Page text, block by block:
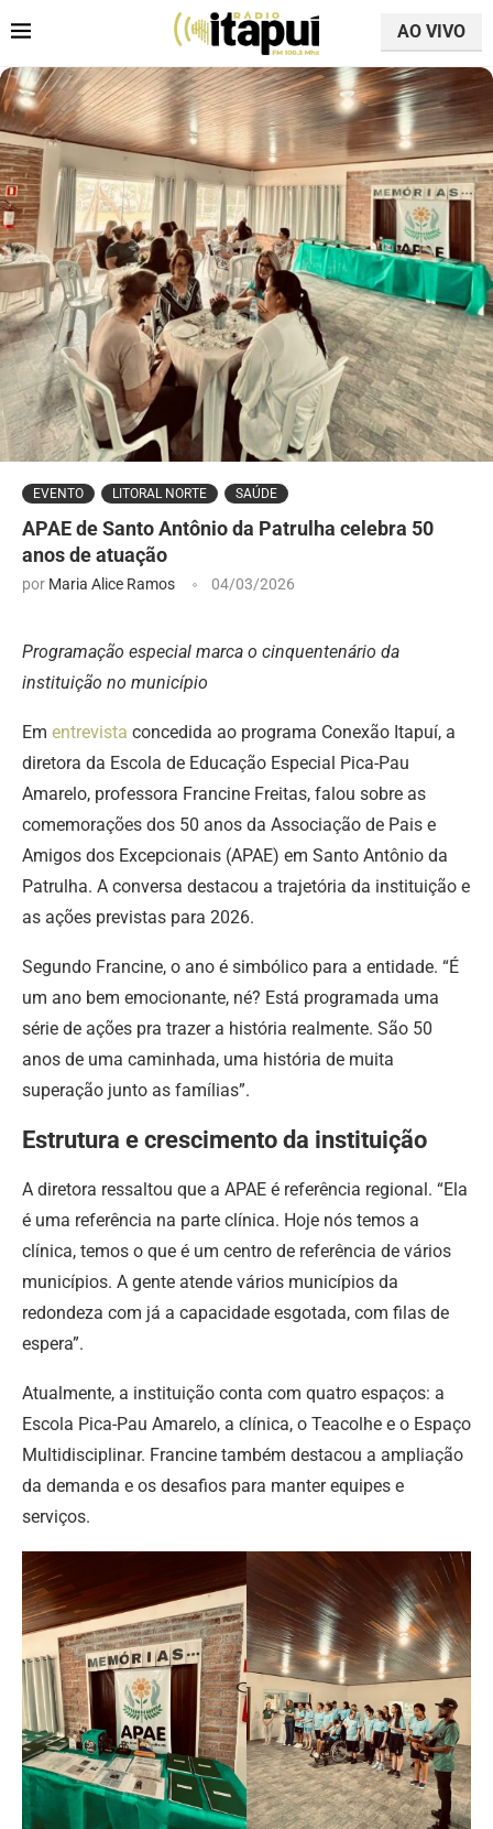
AO VIVO
EVENTO LITORAL NORTE SAÚDE
APAE de Santo Antônio da Patrulha celebra 50
anos de atuação
por Maria Alice Ramos 04/03/2026
Programação especial marca o cinquentenário da
instituição no município
Em entrevista concedida ao programa Conexão Itapuí, a
diretora da Escola de Educação Especial Pica-Pau
Amarelo, professora Francine Freitas, falou sobre as
comemorações dos 50 anos da Associação de Pais e
Amigos dos Excepcionais (APAE) em Santo Antônio da
Patrulha. A conversa destacou a trajetória da instituição e
as ações previstas para 2026.
Segundo Francine, o ano é simbólico para a entidade. “É
um ano bem emocionante, né? Está programada uma
série de ações pra trazer a história realmente. São 50
anos de uma caminhada, uma história de muita
superação junto as famílias”.
Estrutura e crescimento da instituição
A diretora ressaltou que a APAE é referência regional. “Ela
é uma referência na parte clínica. Hoje nós temos a
clínica, temos o que é um centro de referência de vários
municípios. A gente atende vários municípios da
redondeza com já a capacidade esgotada, com filas de
espera”.
Atualmente, a instituição conta com quatro espaços: a
Escola Pica-Pau Amarelo, a clínica, o Teacolhe e o Espaço
Multidisciplinar. Francine também destacou a ampliação
da demanda e os desafios para manter equipes e
serviços.